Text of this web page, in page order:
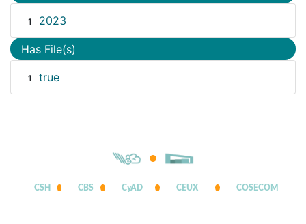
1 2023
Has File(s)
1 true
CSH CBS CyAD CEUX COSECOM